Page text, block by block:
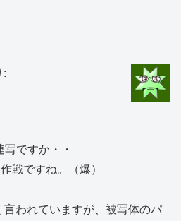
:
ですか・・
戦ですね。（爆）
われていますが、被写体のパ